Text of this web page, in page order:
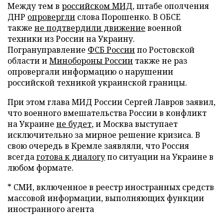
Между тем в российском МИД, штабе ополчения
ДНР опровергли слова Порошенко. В ОБСЕ
также не подтвердили движение военной
техники из России на Украину.
Погрануправление ФСБ Россиипо Ростовской
области иМинобороны России также не раз
опровергали информацию о нарушении
российской техникой украинской границы.
При этом глава МИД России Сергей Лавров заявил,
что военного вмешательства России в конфликт
на Украине не будет, и Москва выступает
исключительно за мирное решение кризиса. В
свою очередь в Кремле заявляли, что Россия
всегдаготова к диалогупо ситуации на Украине в
любом формате.
* СМИ, включенное в реестр иностранных средств
массовой информации, выполняющих функции
иностранного агента